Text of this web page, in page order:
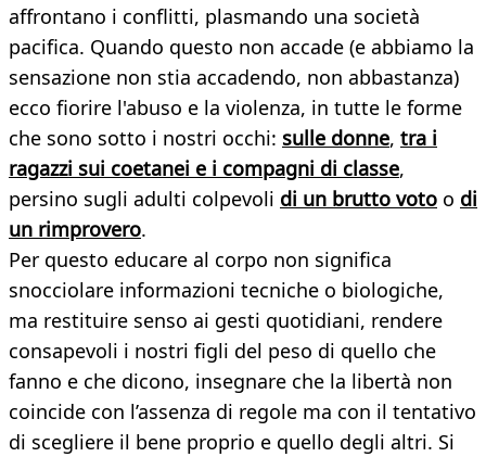
affrontano i conflitti, plasmando una società
pacifica. Quando questo non accade (e abbiamo la
sensazione non stia accadendo, non abbastanza)
ecco fiorire l'abuso e la violenza, in tutte le forme
che sono sotto i nostri occhi: sulle donne, tra i
ragazzi sui coetanei e i compagni di classe,
persino sugli adulti colpevoli di un brutto voto o di
un rimprovero.
Per questo educare al corpo non significa
snocciolare informazioni tecniche o biologiche,
ma restituire senso ai gesti quotidiani, rendere
consapevoli i nostri figli del peso di quello che
fanno e che dicono, insegnare che la libertà non
coincide con l’assenza di regole ma con il tentativo
di scegliere il bene proprio e quello degli altri. Si